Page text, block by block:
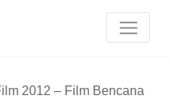
2012 – Film Bencana